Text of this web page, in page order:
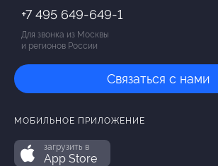
+7 495 649-649-1
Для звонка из Москвы
и регионов России
Связаться с нами
МОБИЛЬНОЕ ПРИЛОЖЕНИЕ
загрузить в
App Store